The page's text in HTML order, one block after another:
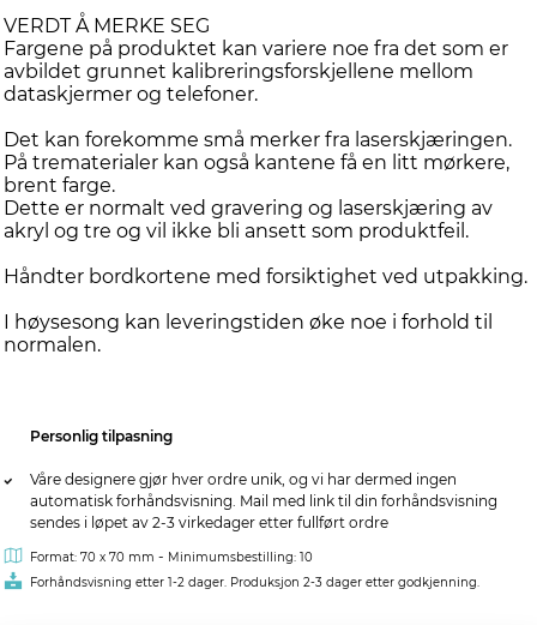
VERDT Å MERKE SEG
Fargene på produktet kan variere noe fra det som er
avbildet grunnet kalibreringsforskjellene mellom
dataskjermer og telefoner.
Det kan forekomme små merker fra laserskjæringen.
På trematerialer kan også kantene få en litt mørkere,
brent farge.
Dette er normalt ved gravering og laserskjæring av
akryl og tre og vil ikke bli ansett som produktfeil.
Håndter bordkortene med forsiktighet ved utpakking.
I høysesong kan leveringstiden øke noe i forhold til
normalen.
Personlig tilpasning
Våre designere gjør hver ordre unik, og vi har dermed ingen
automatisk forhåndsvisning. Mail med link til din forhåndsvisning
sendes i løpet av 2-3 virkedager etter fullført ordre
Format: 70 x 70 mm - Minimumsbestilling: 10
Forhåndsvisning etter 1-2 dager. Produksjon 2-3 dager etter godkjenning.